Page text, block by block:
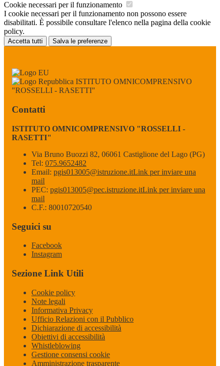
Cookie necessari per il funzionamento
I cookie necessari per il funzionamento non possono essere
disabilitati. È possibile consultare l'elenco nella pagina della cookie
policy.
Accetta tutti Salva le preferenze
ISTITUTO OMNICOMPRENSIVO
"ROSSELLI - RASETTI"
Contatti
ISTITUTO OMNICOMPRENSIVO "ROSSELLI -
RASETTI"
Via Bruno Buozzi 82, 06061 Castiglione del Lago (PG)
Tel: 075.9652482
Email: pgis013005@istruzione.itLink per inviare una
mail
PEC: pgis013005@pec.istruzione.itLink per inviare una
mail
C.F.: 80010720540
Seguici su
Facebook
Instagram
Sezione Link Utili
Cookie policy
Note legali
Informativa Privacy
Ufficio Relazioni con il Pubblico
Dichiarazione di accessibilità
Obiettivi di accessibilità
Whistleblowing
Gestione consensi cookie
Amministrazione trasparente